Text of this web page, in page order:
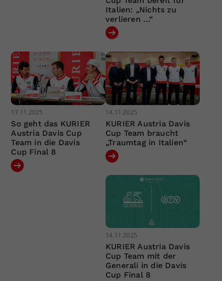
Italien: „Nichts zu
verlieren …“
17.11.2025
So geht das KURIER
Austria Davis Cup
Team in die Davis
Cup Final 8
14.11.2025
KURIER Austria Davis
Cup Team braucht
„Traumtag in Italien“
14.11.2025
KURIER Austria Davis
Cup Team mit der
Generali in die Davis
Cup Final 8